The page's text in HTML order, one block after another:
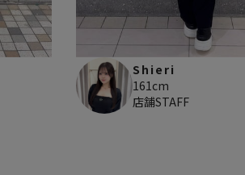
Shieri
161cm
店舗STAFF